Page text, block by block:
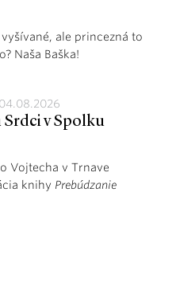
ale princezná to
Naša Baška!
04.08.2026
Srdci v Spolku
Vojtecha v Trnave
knihy Prebúdzanie